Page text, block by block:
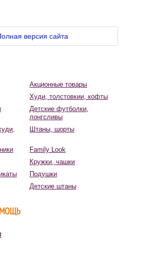
версия сайта
Акционные товары
Худи, толстовкии, кофты
Детские футболки,
лонгсливы
Штаны, шорты
Family Look
Кружки, чашки
Подушки
Детские штаны